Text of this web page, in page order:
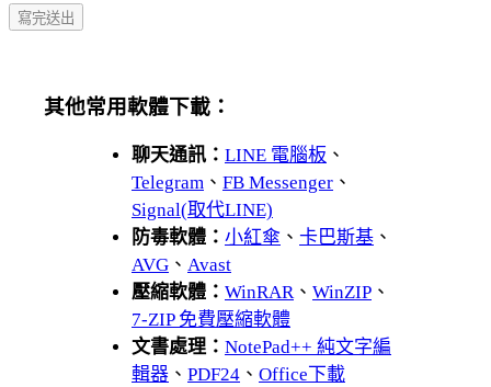
其他常用軟體下載：
聊天通訊： LINE 電腦板 、
Telegram 、 FB Messenger 、
Signal(取代LINE)
防毒軟體： 小紅傘 、 卡巴斯基 、
AVG 、 Avast
壓縮軟體： WinRAR、 WinZIP 、
7-ZIP 免費壓縮軟體
文書處理： NotePad++ 純文字編
輯器 、 PDF24 、 Office下載